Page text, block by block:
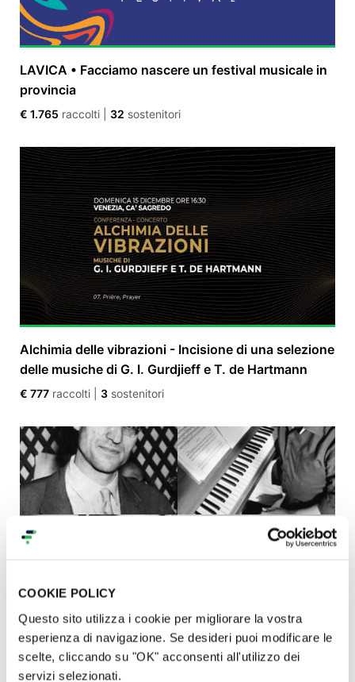
COOKIE POLICY
Questo sito utilizza i cookie per migliorare la vostra
esperienza di navigazione. Se desideri puoi modificare le
scelte, cliccando su "OK" acconsenti all'utilizzo dei
servizi selezionati.
LAVICA • Facciamo nascere un festival musicale in
provincia
€ 1.765 raccolti 32 sostenitori
Alchimia delle vibrazioni - Incisione di una selezione
delle musiche di G. I. Gurdjieff e T. de Hartmann
€ 777 raccolti 3 sostenitori
Cesare Pavese, dialoghi tra musica e parole.
€ 515raccolti|14 sostenitori